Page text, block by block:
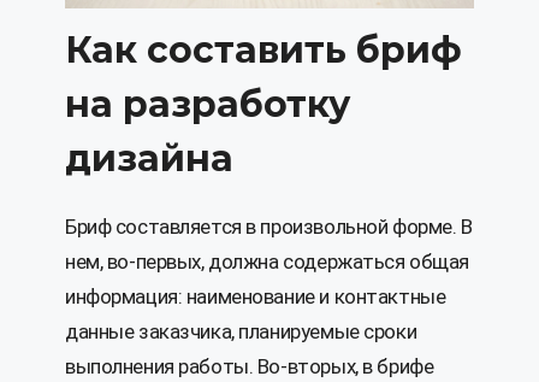
Как составить бриф
на разработку
дизайна
Бриф составляется в произвольной форме. В
нем, во-первых, должна содержаться общая
информация: наименование и контактные
данные заказчика, планируемые сроки
выполнения работы. Во-вторых, в брифе